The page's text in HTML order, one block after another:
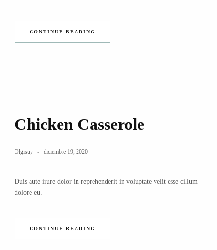
CONTINUE READING
Chicken Casserole
Olgisuy diciembre 19, 2020
Duis aute irure dolor in reprehenderit in voluptate velit esse cillum
dolore eu.
CONTINUE READING